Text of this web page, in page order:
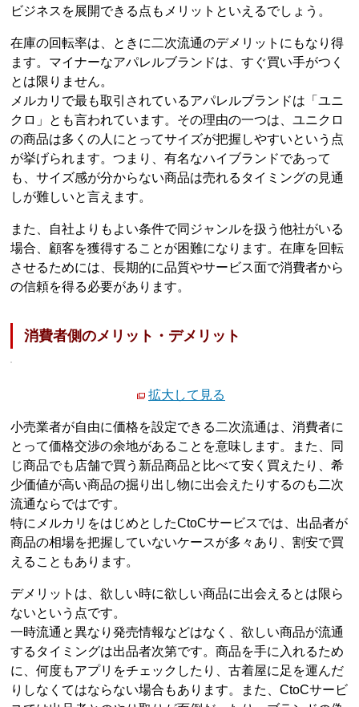
ビジネスを展開できる点もメリットといえるでしょう。
在庫の回転率は、ときに二次流通のデメリットにもなり得
ます。マイナーなアパレルブランドは、すぐ買い手がつく
とは限りません。
メルカリで最も取引されているアパレルブランドは「ユニ
クロ」とも言われています。その理由の一つは、ユニクロ
の商品は多くの人にとってサイズが把握しやすいという点
が挙げられます。つまり、有名なハイブランドであって
も、サイズ感が分からない商品は売れるタイミングの見通
しが難しいと言えます。
また、自社よりもよい条件で同ジャンルを扱う他社がいる
場合、顧客を獲得することが困難になります。在庫を回転
させるためには、長期的に品質やサービス面で消費者から
の信頼を得る必要があります。
消費者側のメリット・デメリット
拡大して見る
小売業者が自由に価格を設定できる二次流通は、消費者に
とって価格交渉の余地があることを意味します。また、同
じ商品でも店舗で買う新品商品と比べて安く買えたり、希
少価値が高い商品の掘り出し物に出会えたりするのも二次
流通ならではです。
特にメルカリをはじめとしたCtoCサービスでは、出品者が
商品の相場を把握していないケースが多々あり、割安で買
えることもあります。
デメリットは、欲しい時に欲しい商品に出会えるとは限ら
ないという点です。
一時流通と異なり発売情報などはなく、欲しい商品が流通
するタイミングは出品者次第です。商品を手に入れるため
に、何度もアプリをチェックしたり、古着屋に足を運んだ
りしなくてはならない場合もあります。また、CtoCサービ